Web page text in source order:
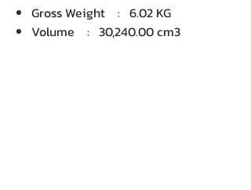
Gross Weight : 6.02 KG
Volume : 30,240.00 cm3